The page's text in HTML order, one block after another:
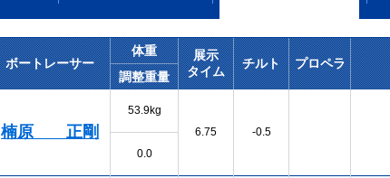
ボートレーサー
体重
展示
タイム
チルト プロペラ
調整重量
楠原 正剛
53.9kg
6.75
-0.5
0.0